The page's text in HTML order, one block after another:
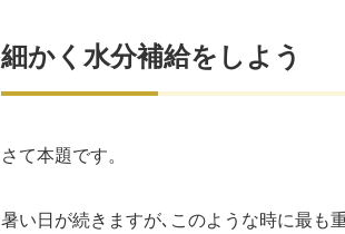
細かく水分補給をしよう
さて本題です。
暑い日が続きますが､このような時に最も